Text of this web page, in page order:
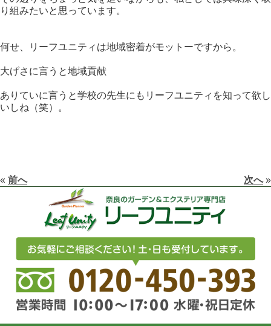
り組みたいと思っています。
何せ、リーフユニティは地域密着がモットーですから。
大げさに言うと地域貢献
ありていに言うと学校の先生にもリーフユニティを知って欲し
いしね（笑）。
« 前へ 次へ»